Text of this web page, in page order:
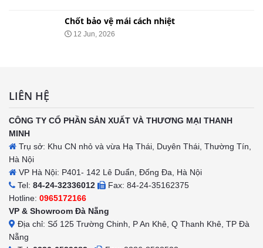
Chốt bảo vệ mái cách nhiệt
12 Jun, 2026
LIÊN HỆ
CÔNG TY CỔ PHẦN SẢN XUẤT VÀ THƯƠNG MẠI THANH
MINH
Trụ sở: Khu CN nhỏ và vừa Hạ Thái, Duyên Thái, Thường Tín,
Hà Nội
VP Hà Nội: P401- 142 Lê Duẩn, Đống Đa, Hà Nội
Tel: 84-24-32336012
Fax: 84-24-35162375
Hotline: 0965172166
VP & Showroom Đà Nẵng
Địa chỉ: Số 125 Trường Chinh, P An Khê, Q Thanh Khê, TP Đà
Nẵng